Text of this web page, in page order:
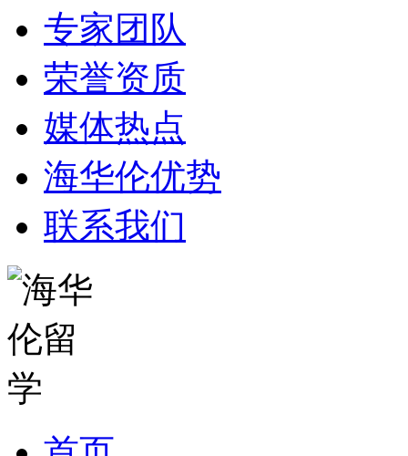
专家团队
荣誉资质
媒体热点
海华伦优势
联系我们